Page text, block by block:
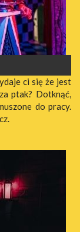
ci się że jest
ptak? Dotknąć,
do pracy.